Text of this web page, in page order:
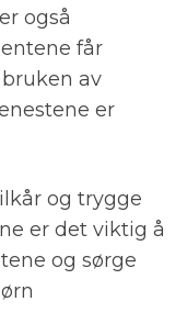
også
får
av
er
og trygge
er det viktig å
og sørge